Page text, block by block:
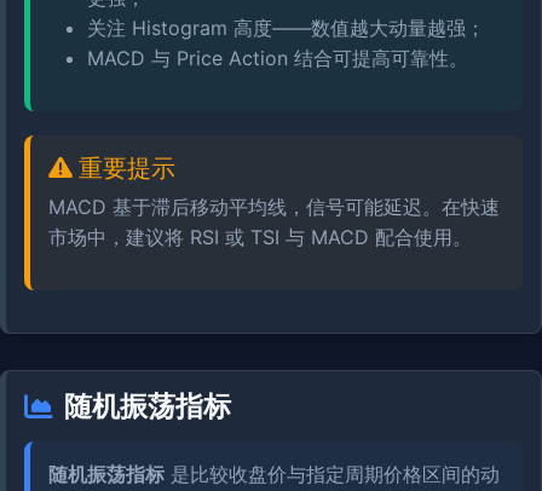
关注 Histogram 高度——数值越大动量越强；
MACD 与 Price Action 结合可提高可靠性。
重要提示
MACD 基于滞后移动平均线，信号可能延迟。在快速
市场中，建议将 RSI 或 TSI 与 MACD 配合使用。
随机振荡指标
随机振荡指标 是比较收盘价与指定周期价格区间的动